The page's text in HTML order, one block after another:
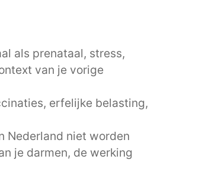
als prenataal, stress,
van je vorige
erfelijke belasting,
Nederland niet worden
je darmen, de werking